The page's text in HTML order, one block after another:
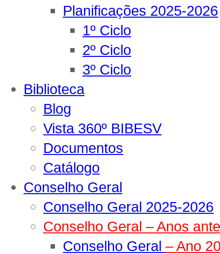
Planificações 2025-2026
1º Ciclo
2º Ciclo
3º Ciclo
Biblioteca
Blog
Vista 360º BIBESV
Documentos
Catálogo
Conselho Geral
Conselho Geral 2025-2026
Conselho Geral – Anos
Conselho Geral – Ano